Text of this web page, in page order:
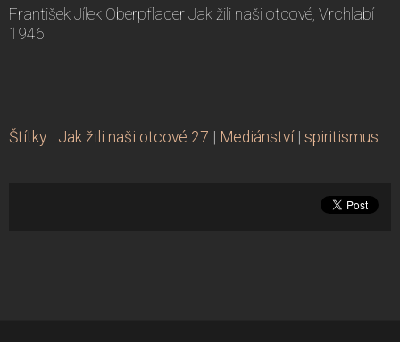
František Jílek Oberpflacer Jak žili naši otcové, Vrchlabí
1946
Štítky: Jak žili naši otcové 27 | Mediánství | spiritismus